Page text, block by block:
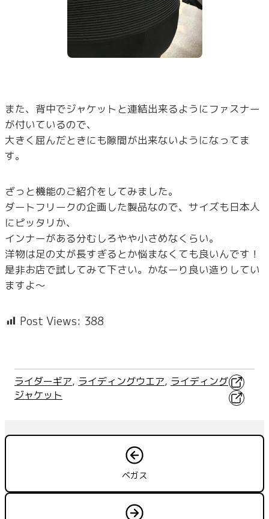
また、背中でジャケットと連結出来るようにファスナー
が付いているので、
大きく屈んだときにも隙間が出来ないようになってま
す。
ざっと機能のご紹介をしてみました。
ダートフリークの企画した製品なので、サイズも日本人
にピッタリか、
インナーがある分むしろやや小さめなくらい。
洋物は足の丈が長すぎるとか悩まなくても良いんです！
是非お店で試してみて下さい。かなーり良い造りしてい
ますよ～
Post Views: 388
ライダーギア, ライディングウエア, ライディング
ジャケット
X
ベガス